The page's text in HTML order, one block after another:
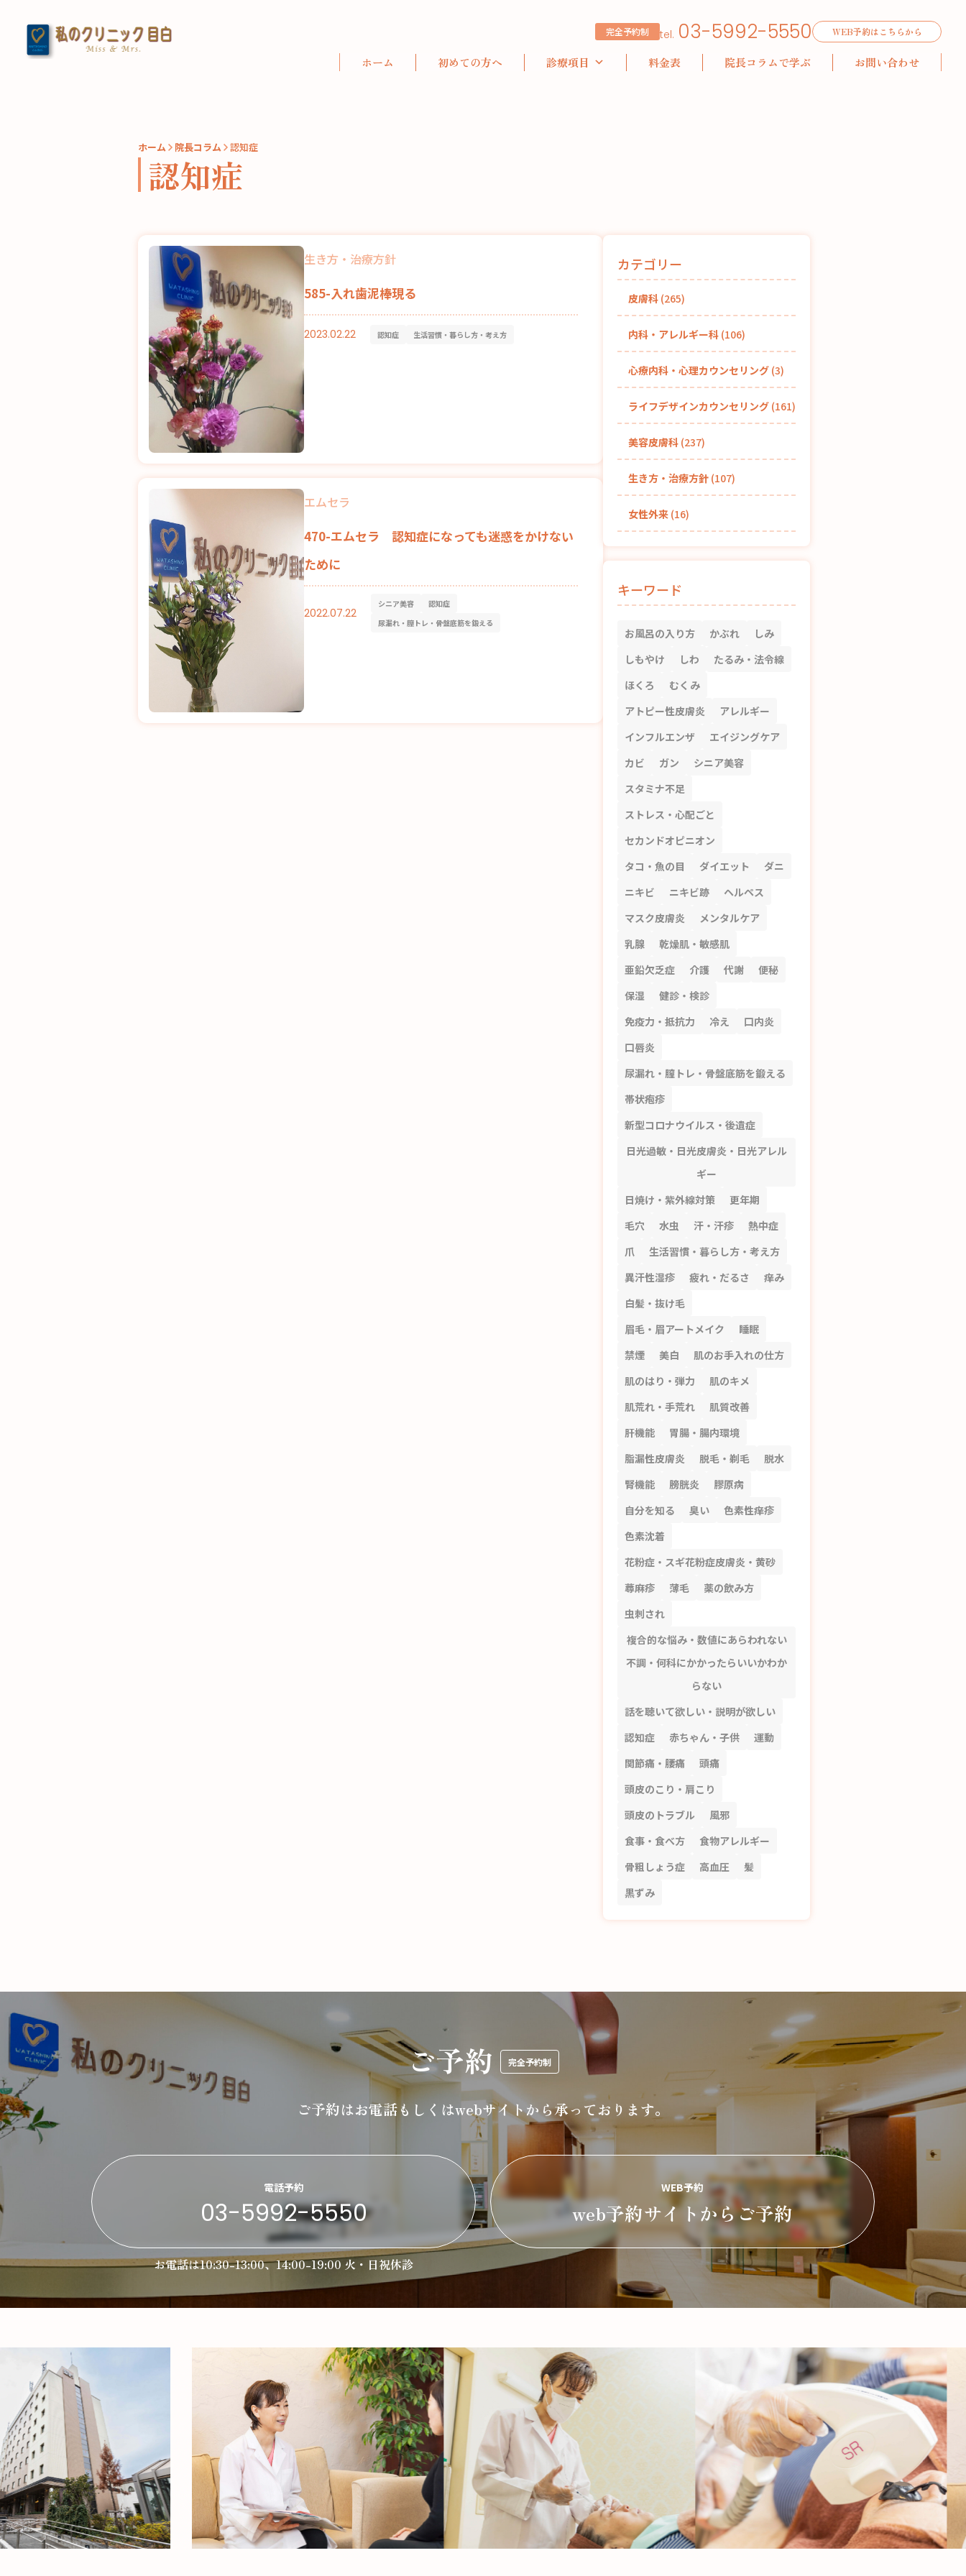
完全予約制 tel. 03-5992-5550 WEB予約はこちらから
ホーム 初めての方へ 診療項目 料金表 院長コラムで学ぶ お問い合わせ
ホーム 院長コラム 認知症
認知症
生き方・治療方針
585-入れ歯泥棒現る
2023.02.22 認知症 生活習慣・暮らし方・考え方
エムセラ
470-エムセラ 認知症になっても迷惑をかけない
ために
2022.07.22
シニア美容
認知症
尿漏れ・膣トレ・骨盤底筋を鍛える
カテゴリー
皮膚科 (265)
内科・アレルギー科 (106)
心療内科・心理カウンセリング (3)
ライフデザインカウンセリング (161)
美容皮膚科 (237)
生き方・治療方針 (107)
女性外来 (16)
キーワード
お風呂の入り方 かぶれ
しみ
しもやけ
しわ
たるみ・法令線
ほくろ
むくみ
アトピー性皮膚炎
アレルギー
インフルエンザ
エイジングケア
カビ
ガン
シニア美容
スタミナ不足
ストレス・心配ごと
セカンドオピニオン
タコ・魚の目
ダイエット
ダニ
ニキビ
ニキビ跡
ヘルペス
マスク皮膚炎
メンタルケア
乳腺
乾燥肌・敏感肌
亜鉛欠乏症
介護 代謝
便秘
保湿
健診・検診
免疫力・抵抗力
冷え
口内炎
口唇炎
尿漏れ・膣トレ・骨盤底筋を鍛える
帯状疱疹
新型コロナウイルス・後遺症
日光過敏・日光皮膚炎・日光アレル
ギー
日焼け・紫外線対策
更年期
毛穴
水虫 汗・汗疹
熱中症
爪
生活習慣・暮らし方・考え方
異汗性湿疹
疲れ・だるさ
痒み
白髪・抜け毛
眉毛・眉アートメイク
睡眠
禁煙
美白
肌のお手入れの仕方
肌のはり・弾力
肌のキメ
肌荒れ・手荒れ
肌質改善
肝機能
胃腸・腸内環境
脂漏性皮膚炎
脱毛・剃毛
脱水
腎機能
膀胱炎
膠原病
自分を知る
臭い
色素性痒疹
色素沈着
花粉症・スギ花粉症皮膚炎・黄砂
蕁麻疹
薄毛
薬の飲み方
虫刺され
複合的な悩み・数値にあらわれない
不調・何科にかかったらいいかわか
らない
話を聴いて欲しい・説明が欲しい
認知症
赤ちゃん・子供
運動
関節痛・腰痛
頭痛
頭皮のこり・肩こり
頭皮のトラブル
風邪
食事・食べ方
食物アレルギー
骨粗しょう症
高血圧
髪
黒ずみ
ご予約 完全予約制
ご予約はお電話もしくはwebサイトから承っております。
電話予約
03-5992-5550
WEB予約
web予約サイトからご予約
お電話は10:30-13:00、14:00-19:00火・日祝休診